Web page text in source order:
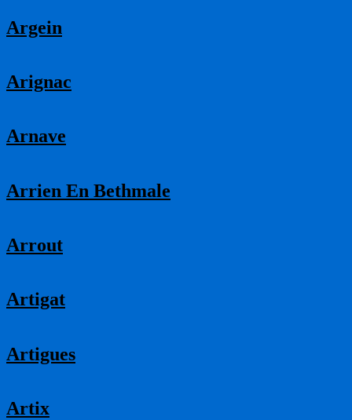
Argein
Arignac
Arnave
Arrien En Bethmale
Arrout
Artigat
Artigues
Artix